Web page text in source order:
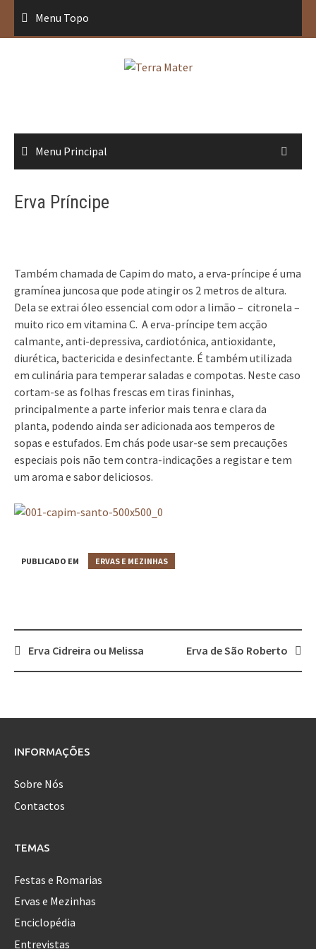
conteúdo
Menu Topo
Menu Principal
Erva Príncipe
Também chamada de Capim do mato, a erva-príncipe é uma
gramínea juncosa que pode atingir os 2 metros de altura.
Dela se extrai óleo essencial com odor a limão – citronela –
muito rico em vitamina C. A erva-príncipe tem acção
calmante, anti-depressiva, cardiotónica, antioxidante,
diurética, bactericida e desinfectante. É também utilizada
em culinária para temperar saladas e compotas. Neste caso
cortam-se as folhas frescas em tiras fininhas,
principalmente a parte inferior mais tenra e clara da
planta, podendo ainda ser adicionada aos temperos de
sopas e estufados. Em chás pode usar-se sem precauções
especiais pois não tem contra-indicações a registar e tem
um aroma e sabor deliciosos.
PUBLICADO EM ERVAS E MEZINHAS
Post
Erva Cidreira ou Melissa Erva de São Roberto
INFORMAÇÕES
Sobre Nós
Contactos
TEMAS
Festas e Romarias
Ervas e Mezinhas
Enciclopédia
Entrevistas